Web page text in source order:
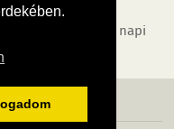
képek, napi
RÓLUNK